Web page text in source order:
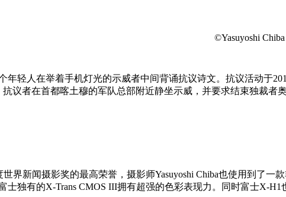
©Yasuyoshi Chiba
年轻人在举着手机灯光的示威者中间背诵抗议诗文。抗议活动于
议者在首都喀土穆的军队总部附近静坐示威，并要求结束独裁者奥
世界新闻摄影奖的最高荣誉，摄影师Yasuyoshi Chiba也使用到
士独有的X-Trans CMOS III拥有超强的色彩表现力。同时富士X-